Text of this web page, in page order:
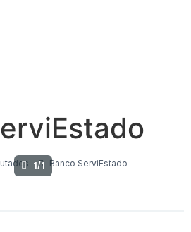
Banco ServiEstado
1/1